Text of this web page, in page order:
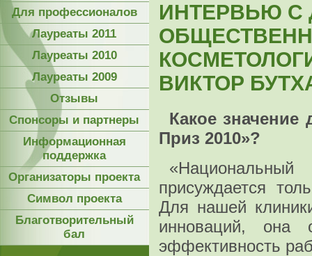
ИНТЕРВЬЮ С
ВИКТОР
Какое
Приз 2010»?
присуждается
Для нашей
инноваций, она
эффективность
Для профессионалов
Лауреаты 2011
Лауреаты 2010
Лауреаты 2009
Отзывы
Спонсоры и партнеры
Информационная
поддержка
Организаторы проекта
Символ проекта
Благотворительный
бал